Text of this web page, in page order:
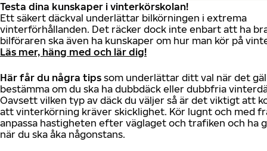
Testa dina kunskaper i vinterkörskolan!
Ett säkert däckval underlättar bilkörningen i extrema
vinterförhållanden. Det räcker dock inte enbart att ha
bilföraren ska även ha kunskaper om hur man kör på
Läs mer, häng med och lär dig!
Här får du några tips som underlättar ditt val när det
bestämma om du ska ha dubbdäck eller dubbfria
Oavsett vilken typ av däck du väljer så är det viktigt att
att vinterkörning kräver skicklighet. Kör lugnt och med
anpassa hastigheten efter väglaget och trafiken och ha
när du ska åka någonstans.